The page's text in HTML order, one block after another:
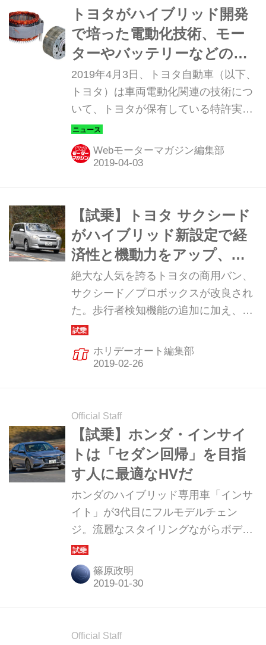
トヨタがハイブリッド開発
で培った電動化技術、モー
ターやバッテリーなどの特
許実施権を無償で提供
2019年4月3日、トヨタ自動車（以下、
トヨタ）は車両電動化関連の技術につ
いて、トヨタが保有している特許実施
権（審査継続中を含む）を無償で提供
するとともに、電動車を開発・製造す
るために、トヨタが保有するパワート
定した。
Webモーターマガジン編集部
【試乗】トヨタ サクシード
がハイブリッド新設定で経
済性と機動力をアップ、商
用バンの完成形！
絶大な人気を誇るトヨタの商用バン、
サクシード／プロボックスが改良され
た。歩行者検知機能の追加に加え、ハ
イブリッド車も設定された。まずはハ
イブリッド車を試乗してみた。（ホリ
デーオート2019年3月号より）
ホリデーオート編集部
Official Staff
【試乗】ホンダ・インサイ
トは「セダン回帰」を目指
す人に最適なHVだ
ホンダのハイブリッド専用車「インサ
イト」が3代目にフルモデルチェン
ジ。流麗なスタイリングながらボディ
形状は4ドアセダンを採用。1.5L+2モ
ーターのi-MMDを採用した、その走り
っぷりは…？
篠原政明
Official Staff